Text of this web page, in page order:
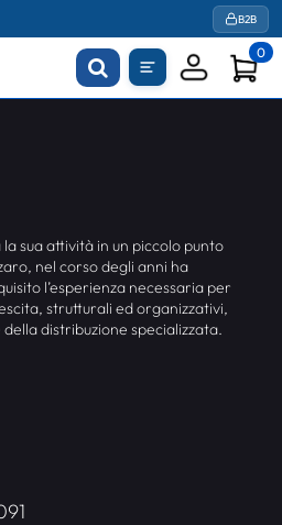
B2B
0
la sua attività in un piccolo punto
nel corso degli anni ha
l’esperienza necessaria per
strutturali ed organizzativi,
distribuzione specializzata.